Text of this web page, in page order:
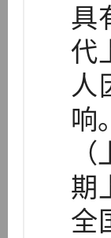
具
代
人
响
期
全